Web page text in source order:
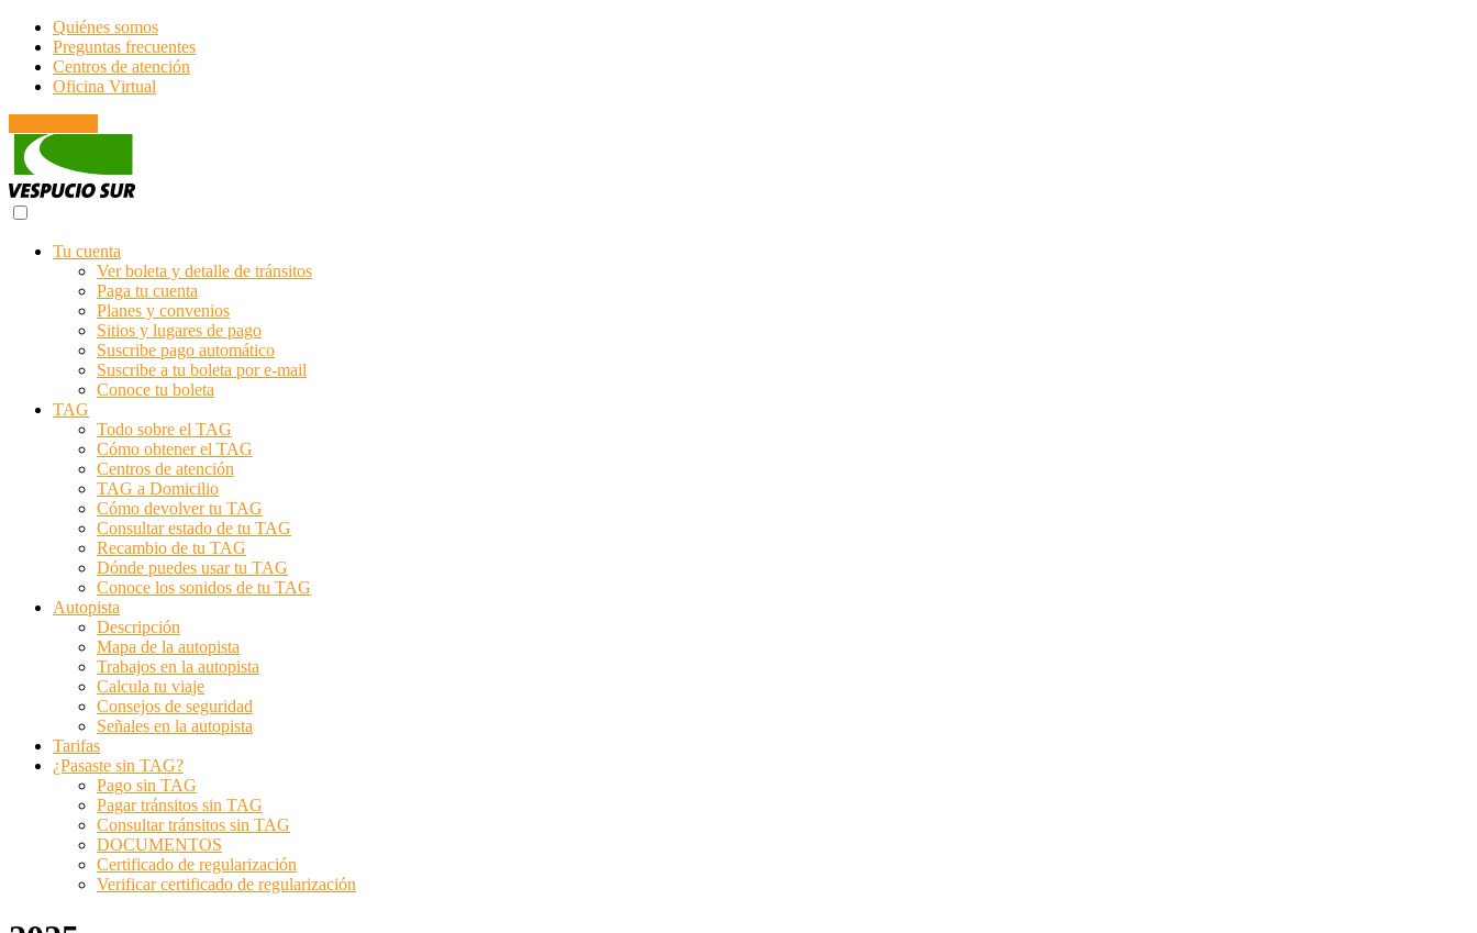
Quiénes somos
Preguntas frecuentes
Centros de atención
Oficina Virtual
Tu cuenta
Ver boleta y detalle de tránsitos
Paga tu cuenta
Planes y convenios
Sitios y lugares de pago
Suscribe pago automático
Suscribe a tu boleta por e-mail
Conoce tu boleta
TAG
Todo sobre el TAG
Cómo obtener el TAG
Centros de atención
TAG a Domicilio
Cómo devolver tu TAG
Consultar estado de tu TAG
Recambio de tu TAG
Dónde puedes usar tu TAG
Conoce los sonidos de tu TAG
Autopista
Descripción
Mapa de la autopista
Trabajos en la autopista
Calcula tu viaje
Consejos de seguridad
Señales en la autopista
Tarifas
¿Pasaste sin TAG?
Pago sin TAG
Pagar tránsitos sin TAG
Consultar tránsitos sin TAG
DOCUMENTOS
Certificado de regularización
Verificar certificado de regularización